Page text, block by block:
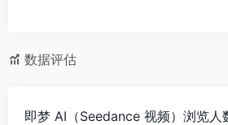
数据评估
即梦 AI（Seedance 视频）浏览人